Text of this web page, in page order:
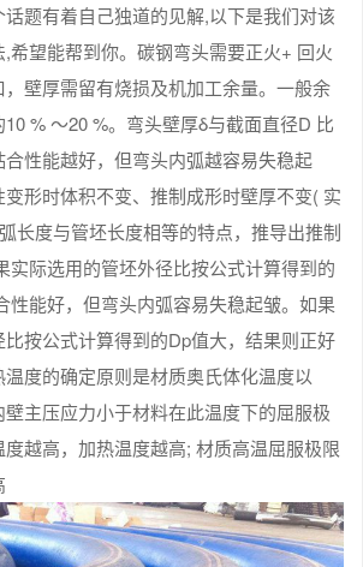
题有着自己独道的见解,以下是我们对该
希望能帮到你。碳钢弯头需要正火+ 回火
壁厚需留有烧损及机加工余量。一般余
% ～20 %。弯头壁厚δ与截面直径D 比
性能越好，但弯头内弧越容易失稳起
形时体积不变、推制成形时壁厚不变( 实
长度与管坯长度相等的特点，推导出推制
实际选用的管坯外径比按公式计算得到的
性能好，但弯头内弧容易失稳起皱。如果
按公式计算得到的Dp值大，结果则正好
度的确定原则是材质奥氏体化温度以
壁主压应力小于材料在此温度下的屈服极
越高，加热温度越高; 材质高温屈服极限